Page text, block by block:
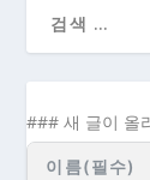
### 새 글이 올